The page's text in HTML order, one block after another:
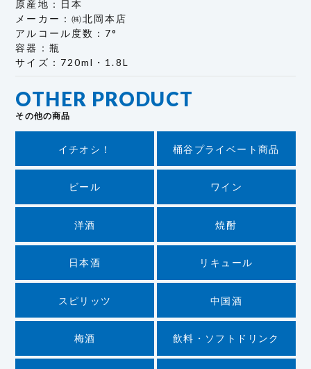
原産地：日本
メーカー：㈱北岡本店
アルコール度数：7°
容器：瓶
サイズ：720ml・1.8L
OTHER PRODUCT
その他の商品
イチオシ！ 桶谷プライベート商品
ビール ワイン
洋酒 焼酎
日本酒 リキュール
スピリッツ 中国酒
梅酒 飲料・ソフトドリンク